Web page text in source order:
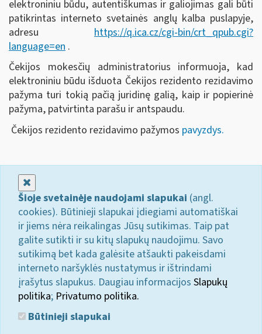
elektroniniu būdu, autentiškumas ir galiojimas gali būti
patikrintas interneto svetainės anglų kalba puslapyje,
adresu https://q.ica.cz/cgi-bin/crt_qpub.cgi?
language=en .
Čekijos mokesčių administratorius informuoja, kad
elektroniniu būdu išduota Čekijos rezidento rezidavimo
pažyma turi tokią pačią juridinę galią, kaip ir popierinė
pažyma, patvirtinta parašu ir antspaudu.
Čekijos rezidento rezidavimo pažymos pavyzdys.
Šioje svetainėje naudojami slapukai (angl.
cookies). Būtinieji slapukai įdiegiami automatiškai
ir jiems nėra reikalingas Jūsų sutikimas. Taip pat
galite sutikti ir su kitų slapukų naudojimu. Savo
sutikimą bet kada galėsite atšaukti pakeisdami
interneto naršyklės nustatymus ir ištrindami
įrašytus slapukus. Daugiau informacijos Slapukų
politika; Privatumo politika.
Būtinieji slapukai